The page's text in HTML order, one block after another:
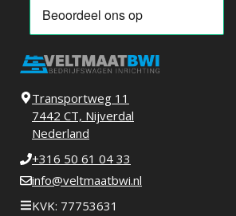
Transportweg 11
7442 CT, Nijverdal
Nederland
+316 50 61 04 33
info@veltmaatbwi.nl
KVK: 77753631